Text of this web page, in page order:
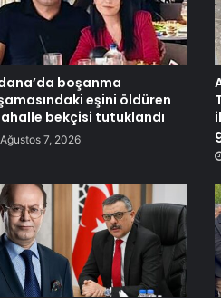
boşanma
eşini öldüren
bekçisi tutuklandı
Ağustos 7, 2026